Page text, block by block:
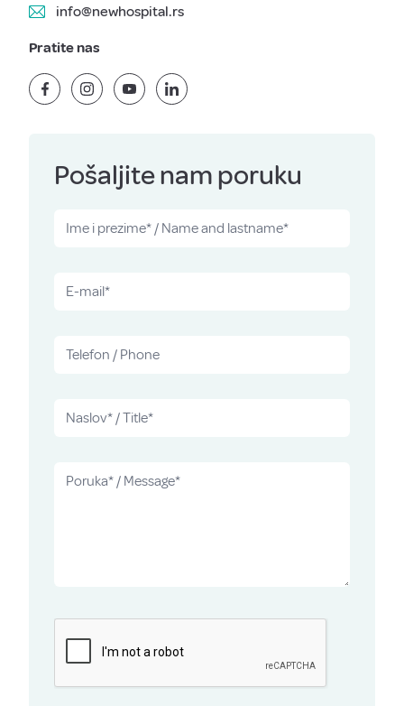
info@newhospital.rs
Pratite nas
Pošaljite nam poruku